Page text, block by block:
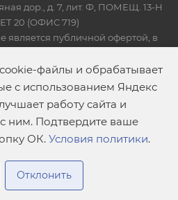
дор., д. 7, лит. Ф, ПОМЕЩ. 13-Н
20 (ОФИС 719)
является публичной офертой, в
© КАССЛАЙН
файлы и обрабатывает
с использованием Яндекс
работу сайта и
ним. Подтвердите ваше
ОК. Условия политики.
Отклонить